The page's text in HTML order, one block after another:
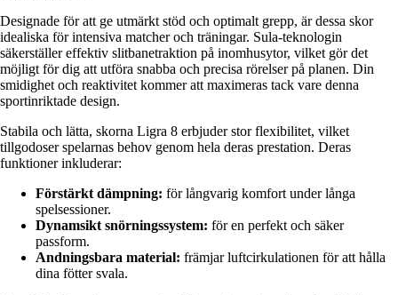
Designade för att ge utmärkt stöd och optimalt grepp, är dessa skor
idealiska för intensiva matcher och träningar. Sula-teknologin
säkerställer effektiv slitbanetraktion på inomhusytor, vilket gör det
möjligt för dig att utföra snabba och precisa rörelser på planen. Din
smidighet och reaktivitet kommer att maximeras tack vare denna
sportinriktade design.
Stabila och lätta, skorna Ligra 8 erbjuder stor flexibilitet, vilket
tillgodoser spelarnas behov genom hela deras prestation. Deras
funktioner inkluderar:
Förstärkt dämpning: för långvarig komfort under långa
spelsessioner.
Dynamsikt snörningssystem: för en perfekt och säker
passform.
Andningsbara material: främjar luftcirkulationen för att hålla
dina fötter svala.